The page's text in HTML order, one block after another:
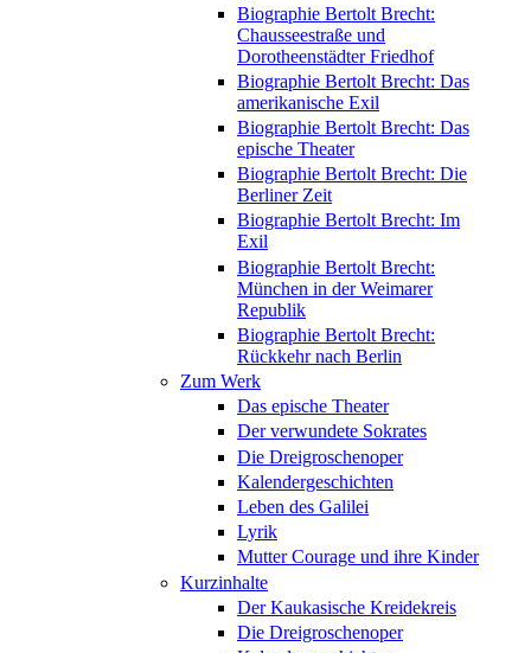
Biographie Bertolt Brecht:
Chausseestraße und
Dorotheenstädter Friedhof
Biographie Bertolt Brecht: Das
amerikanische Exil
Biographie Bertolt Brecht: Das
epische Theater
Biographie Bertolt Brecht: Die
Berliner Zeit
Biographie Bertolt Brecht: Im
Exil
Biographie Bertolt Brecht:
München in der Weimarer
Republik
Biographie Bertolt Brecht:
Rückkehr nach Berlin
Zum Werk
Das epische Theater
Der verwundete Sokrates
Die Dreigroschenoper
Kalendergeschichten
Leben des Galilei
Lyrik
Mutter Courage und ihre Kinder
Kurzinhalte
Der Kaukasische Kreidekreis
Die Dreigroschenoper